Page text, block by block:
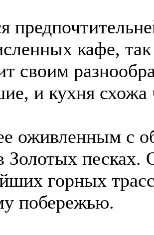
кафе,
своим
и кухня схожа
оживленным с
Золотых песках.
горных
побережью.